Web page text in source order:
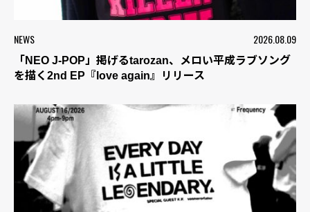
NEWS 2026.08.09
「NEO J-POP」掲げるtarozan、メロい平成ラブソング
を描く2nd EP『love again』リリース